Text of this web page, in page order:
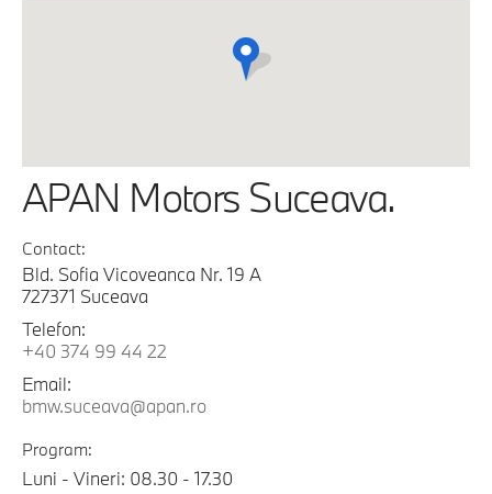
APAN Motors Suceava.
Contact:
Bld. Sofia Vicoveanca Nr. 19 A
727371 Suceava
Telefon:
+40 374 99 44 22
Email:
bmw.suceava@apan.ro
Program:
Luni - Vineri: 08.30 - 17.30